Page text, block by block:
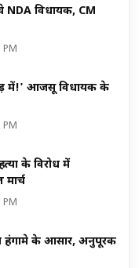
विधायक, CM
PM
में!' आजसू विधायक के
PM
के विरोध में
PM
हंगामे के आसार, अनुपूरक